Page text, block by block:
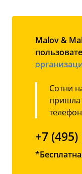
Malov &
Сотни
пришла
+7